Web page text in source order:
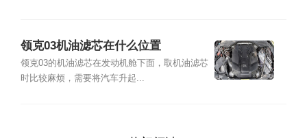
领克03机油滤芯在什么位置
领克03的机油滤芯在发动机舱下面，取机油滤芯
时比较麻烦，需要将汽车升起...